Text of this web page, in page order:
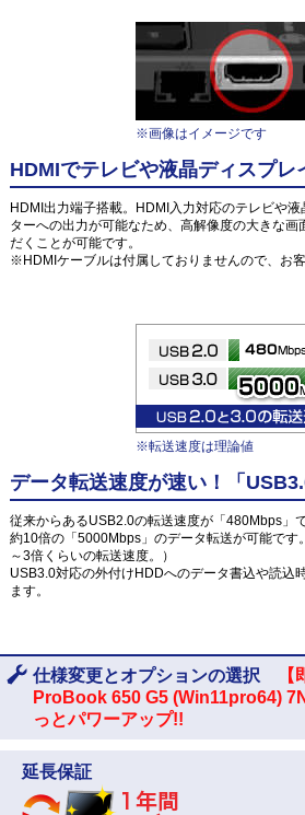
※画像はイメージです
HDMIでテレビや液晶ディスプレ
HDMI出力端子搭載。HDMI入力対応のテレビや
ターへの出力が可能なため、高解像度の大きな画
だくことが可能です。
※HDMIケーブルは付属しておりませんので、お
※転送速度は理論値
データ転送速度が速い！「
従来からあるUSB2.0の転送速度が「480Mbps」
約10倍の「5000Mbps」のデータ転送が可能です
～3倍くらいの転送速度。）
USB3.0対応の外付けHDDへのデータ書込や読込
ます。
仕様変更とオプションの選択
ProBook 650 G5 (Win11pro64)
っとパワーアップ!!
延長保証